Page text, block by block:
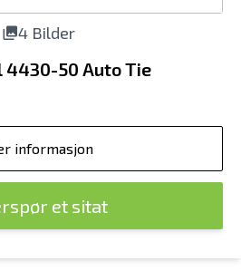
4 Bilder
4430-50 Auto Tie
informasjon
et sitat